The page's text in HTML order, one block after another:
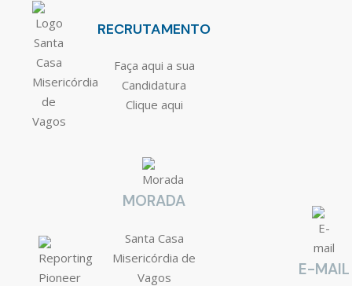
RECRUTAMENTO
Faça aqui a sua
Candidatura
Clique aqui
MORADA
Santa Casa
Misericórdia de
Vagos
E-MAIL